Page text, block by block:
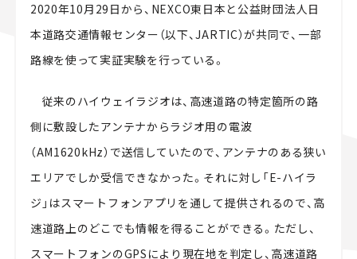
2020年10月 29 日から、 NEXCO東日本と公益財団法人日
本道路交通情報センター（以下、JARTIC）が共同で、一部
路線を使って実証実験を行っている。
従来のハイウェイラジオは、高速道路の特定箇所の路
側に敷設したアンテナからラジオ用の電波
（AM1620kHz）で送信していたので、アンテナのある狭い
エリアでしか受信できなかった。それに対し「E-ハイラ
ジ」はスマートフォンアプリを通して提供されるので、高
速道路上のどこでも情報を得ることができる。ただし、
スマートフォンのGPSにより現在地を判定し、高速道路